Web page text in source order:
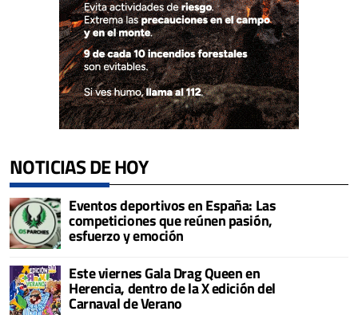
NOTICIAS DE HOY
Eventos deportivos en España: Las
competiciones que reúnen pasión,
esfuerzo y emoción
Este viernes Gala Drag Queen en
Herencia, dentro de la X edición del
Carnaval de Verano